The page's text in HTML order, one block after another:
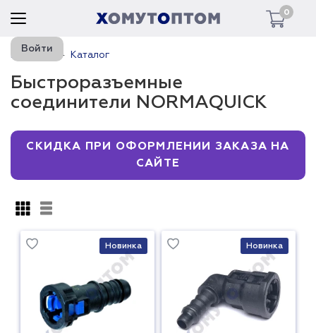
0
Войти
Главная Каталог
Быстроразъемные
соединители NORMAQUICK
СКИДКА ПРИ ОФОРМЛЕНИИ ЗАКАЗА НА
САЙТЕ
Новинка Новинка